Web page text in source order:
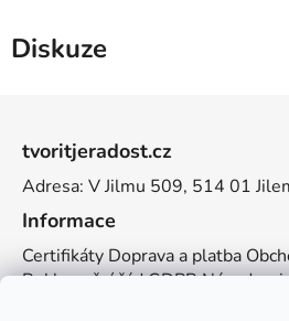
Diskuze
tvoritjeradost.cz
Adresa: V Jilmu 509, 514 01
Informace
Certifikáty Doprava a platba
Reklamační řádGDPRNávody a